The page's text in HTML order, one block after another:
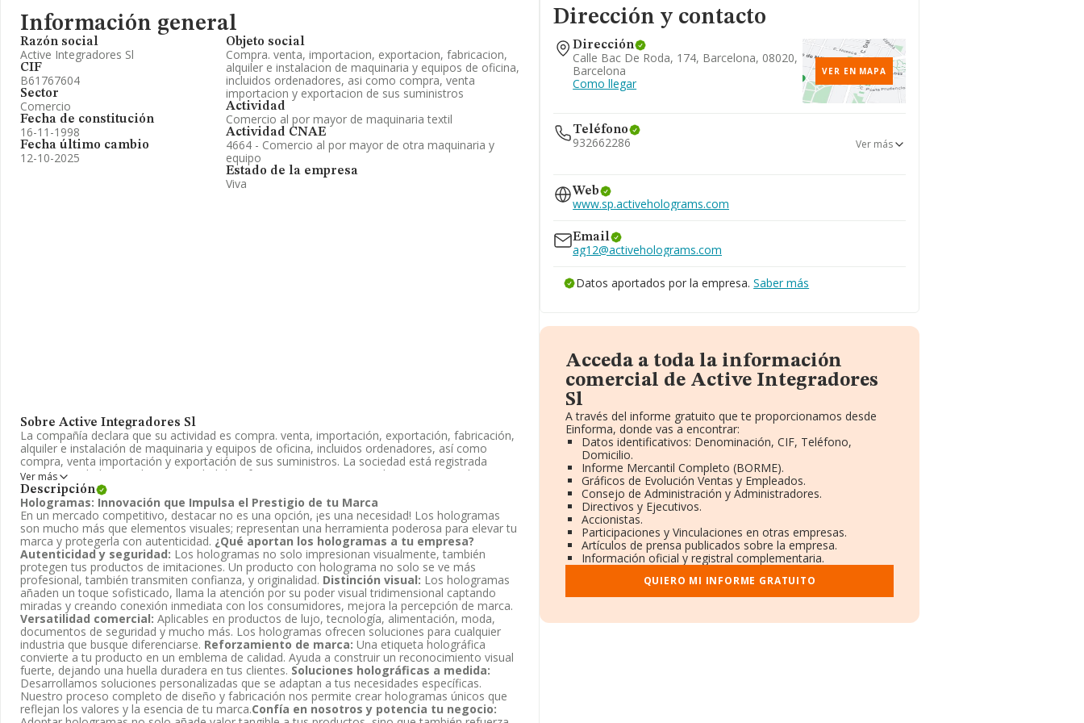
Información general
Razón social
Active Integradores Sl
CIF
B61767604
Sector
Comercio
Fecha de constitución
16-11-1998
Fecha último cambio
12-10-2025
Objeto social
Compra. venta, importacion, exportacion, fabricacion,
alquiler e instalacion de maquinaria y equipos de oficina,
incluidos ordenadores, asi como compra, venta
importacion y exportacion de sus suministros
Actividad
Comercio al por mayor de maquinaria textil
Actividad CNAE
4664 - Comercio al por mayor de otra maquinaria y
equipo
Estado de la empresa
Viva
Sobre Active Integradores Sl
La compañía declara que su actividad es compra. venta, importación, exportación, fabricación,
alquiler e instalación de maquinaria y equipos de oficina, incluidos ordenadores, así como
compra, venta importación y exportación de sus suministros. La sociedad está registrada
como Sociedad Limitada. La actividad de referencia CNAE corresponde a 'Comercio al por
mayor de maquinaria para la industria textil y de máquinas de coser y tricotar', cuyo Código es
4664. La compañía realiza actividad internacional tanto de importación como exportación.
Ha contado con el mismo número de empleados y teniendo en cuenta la información a
disposición de INFORMA, ha contado con un número de empleados inferior a la media de
sector.
Respecto a la posición de la empresa según los niveles de facturación, en los distintos
rankings, INFORMA facilita la siguiente información: en 2024, en la clasificación del sector, la
empresa se ha colocado 151 puestos más abajo y su posición actual es 3.320 (el año anterior
estaba en 3.169). En el ranking del sector, delante de la empresa están compañías como, por
ejemplo:Gestión Integral de Energias Renovables S.L yCriostream S.L; en cambio,
algunas de las empresas que la siguen en la clasificación del sector sonAlmacar Systems
Sociedad de Responsabilidad Limitada yLa Vela Belsa Int. Sociedad Limitada. En 2024
ha ocupado peor posición bajando 35.987 puestos: de la posición 421.304 a la 457.291, en el
ranking nacional. Las siguientes empresas la superan en el ranking:Jappsoft S.LyAzvalia S.L
en cambio, entre las compañías que se colocan peor se encuentran:Viajes Estival S.Ly
Grupo Hanz Pack S.L. En 2024, la empresa ha perdido 4.700 puestos en el ranking provincial
pasando del 61.344 al 66.044 puesto.
Ver más
Descripción
Hologramas: Innovación que Impulsa el Prestigio de tu Marca
En un mercado competitivo, destacar no es una opción, ¡es una necesidad! Los hologramas
son mucho más que elementos visuales; representan una herramienta poderosa para elevar tu
marca y protegerla con autenticidad. ¿Qué aportan los hologramas a tu empresa?
Autenticidad y seguridad: Los hologramas no solo impresionan visualmente, también
protegen tus productos de imitaciones. Un producto con holograma no solo se ve más
profesional, también transmiten confianza, y originalidad. Distinción visual: Los hologramas
añaden un toque sofisticado, llama la atención por su poder visual tridimensional captando
miradas y creando conexión inmediata con los consumidores, mejora la percepción de marca.
Versatilidad comercial: Aplicables en productos de lujo, tecnología, alimentación, moda,
documentos de seguridad y mucho más. Los hologramas ofrecen soluciones para cualquier
industria que busque diferenciarse. Reforzamiento de marca: Una etiqueta holográfica
convierte a tu producto en un emblema de calidad. Ayuda a construir un reconocimiento visual
fuerte, dejando una huella duradera en tus clientes. Soluciones holográficas a medida:
Desarrollamos soluciones personalizadas que se adaptan a tus necesidades específicas.
Nuestro proceso completo de diseño y fabricación nos permite crear hologramas únicos que
reflejan los valores y la esencia de tu marca.Confía en nosotros y potencia tu negocio:
Dirección y contacto
Dirección
Calle Bac De Roda, 174, Barcelona, 08020,
Barcelona
Como llegar
VER EN MAPA
Teléfono
932662286
Ver teléfono 626...
932662286
Ver más
Web
www.sp.activeholograms.com
Email
ag12@activeholograms.com
Datos aportados por la empresa.Saber más
Acceda a toda la información
comercial de Active Integradores
Sl
A través del informe gratuito que te proporcionamos desde
Einforma, donde vas a encontrar:
Datos identificativos: Denominación, CIF, Teléfono,
Domicilio.
Informe Mercantil Completo (BORME).
Gráficos de Evolución Ventas y Empleados.
Consejo de Administración y Administradores.
Directivos y Ejecutivos.
Accionistas.
Participaciones y Vinculaciones en otras empresas.
Artículos de prensa publicados sobre la empresa.
Información oficial y registral complementaria.
QUIERO MI INFORME GRATUITO